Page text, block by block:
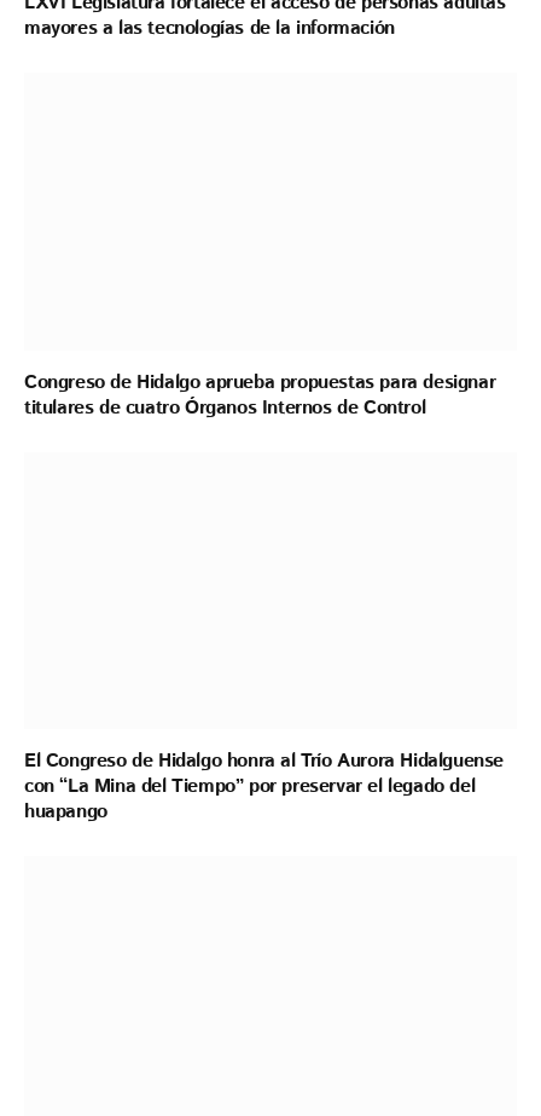
mayores a las tecnologías de la información
Congreso de Hidalgo aprueba propuestas para designar
titulares de cuatro Órganos Internos de Control
El Congreso de Hidalgo honra al Trío Aurora Hidalguense
con “La Mina del Tiempo” por preservar el legado del
huapango